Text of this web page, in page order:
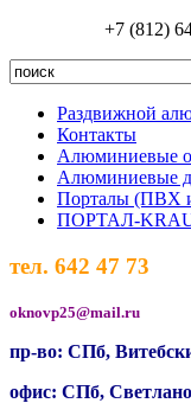
+7 (812)
Раздвижной
Контакты
Алюминиевые
Алюминиевые
Порталы (ПВХ
ПОРТАЛ-
тел. 642 47 73
oknovp25@mail.ru
пр-во: СПб,
офис: СПб,